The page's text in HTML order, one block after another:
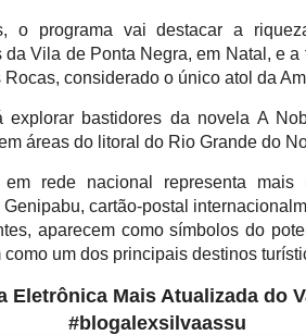
o programa vai destacar a
Vila de Ponta Negra, em Natal, e
considerado o único atol da
bastidores da novela A
áreas do litoral do Rio Grande do
rede nacional representa
cartão-postal
aparecem como símbolos do
um dos principais destinos
Eletrônica Mais Atualizada do
#blogalexsilvaassu